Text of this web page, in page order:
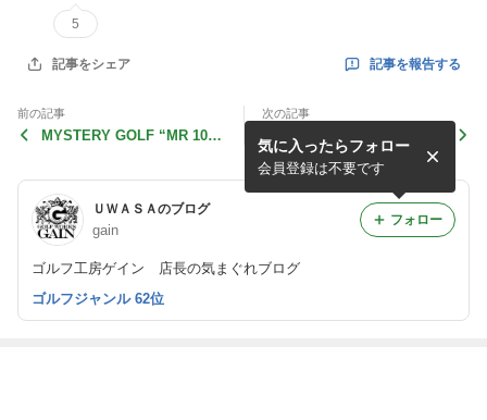
5
記事をシェア 記事を報告する
前の記事
MYSTERY GOLF “MR 100L
次の記事
セカンドセットも妥協しませ
ん！
ＵＷＡＳＡのブログ
gain
ゴルフ工房ゲイン 店長の気まぐれブログ
気に入ったらフォロー
会員登録は不要です
フォロー
ゴルフジャンル 62位